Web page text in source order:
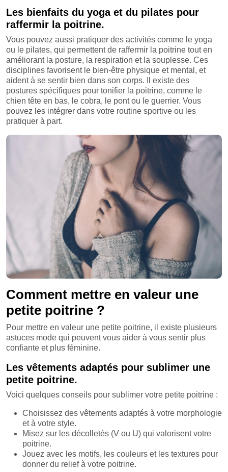
Les bienfaits du yoga et du pilates pour
raffermir la poitrine.
Vous pouvez aussi pratiquer des activités comme le yoga
ou le pilates, qui permettent de raffermir la poitrine tout en
améliorant la posture, la respiration et la souplesse. Ces
disciplines favorisent le bien-être physique et mental, et
aident à se sentir bien dans son corps. Il existe des
postures spécifiques pour tonifier la poitrine, comme le
chien tête en bas, le cobra, le pont ou le guerrier. Vous
pouvez les intégrer dans votre routine sportive ou les
pratiquer à part.
Comment mettre en valeur une
petite poitrine ?
Pour mettre en valeur une petite poitrine, il existe plusieurs
astuces mode qui peuvent vous aider à vous sentir plus
confiante et plus féminine.
Les vêtements adaptés pour sublimer une
petite poitrine.
Voici quelques conseils pour sublimer votre petite poitrine :
Choisissez des vêtements adaptés à votre morphologie
et à votre style.
Misez sur les décolletés (V ou U) qui valorisent votre
poitrine.
Jouez avec les motifs, les couleurs et les textures pour
donner du relief à votre poitrine.